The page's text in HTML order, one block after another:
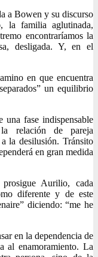
a Bowen y su discurso
la familia aglutinada,
encontraríamos la
desligada. Y, en el
en que encuentra
un equilibrio
fase indispensable
relación de pareja
la desilusión. Tránsito
en gran medida
Aurilio, cada
diferente y de este
diciendo: “me he
en la dependencia de
al enamoramiento. La